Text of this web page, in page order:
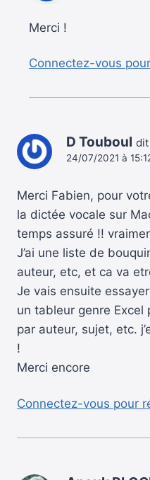
Merci !
Connectez-vous
D Touboul
24/07/2021 à
Merci Fabien, pour
la dictée vocale sur
temps assuré !!
J’ai une liste de
auteur, etc, et ca va
Je vais ensuite
un tableur genre Excel
par auteur, sujet, etc.
!
Merci encore
Connectez-vous pour